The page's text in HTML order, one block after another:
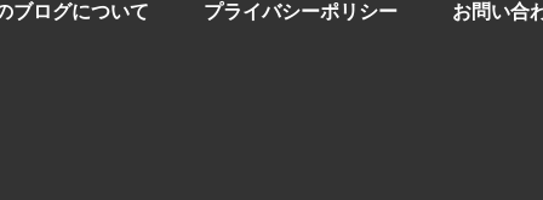
ブログについて プライバシーポリシー お問い合